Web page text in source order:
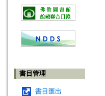
書目管理
書目匯出